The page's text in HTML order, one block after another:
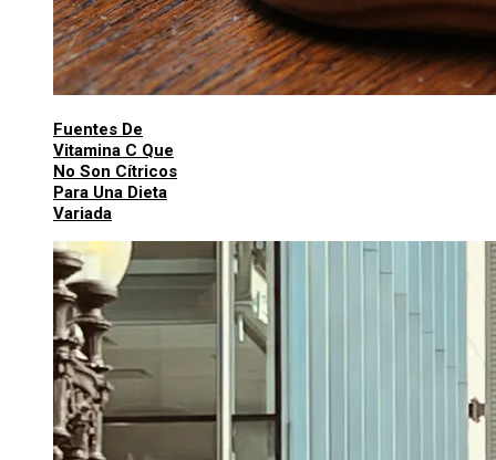
Fuentes De
Vitamina C Que
No Son Cítricos
Para Una Dieta
Variada